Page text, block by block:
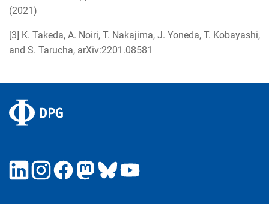
(2021)
[3] K. Takeda, A. Noiri, T. Nakajima, J. Yoneda, T. Kobayashi,
and S. Tarucha, arXiv:2201.08581